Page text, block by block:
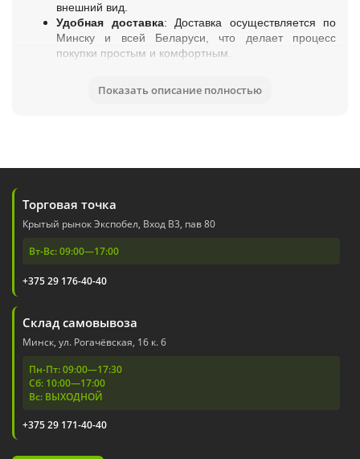
внешний вид.
Удобная доставка: Доставка осуществляется по
Минску и всей Беларуси, что делает процесс
покупки простым и комфортным.
+375 29 171 40 40 – мы всегда на связи!
Выбирайте лучшие кувшины, кружки и стаканы в Ugolok.by
Показать описание полностью
Торговая точка
Крытый рынок Экспобел, Вход В3, пав 80
Вт-Вс: 09:00—17:00
+375 29 176-40-40
Склад самовывоза
Минск, ул. Рогачёвская, 16 к. 6
Пн-Пт: 09:00—17:30
Сб: 10:00—17:00
Вс: ВЫХОДНОЙ
+375 29 171-40-40